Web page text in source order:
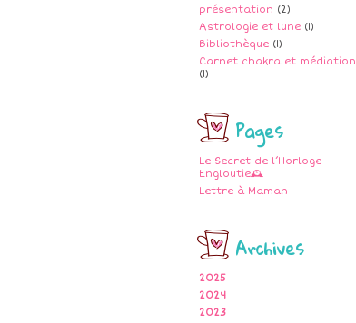
présentation (2)
Astrologie et lune (1)
Bibliothèque (1)
Carnet chakra et médiation
(1)
Pages
Le Secret de l’Horloge
Engloutie🕰️
Lettre à Maman
Archives
2025
2024
2023